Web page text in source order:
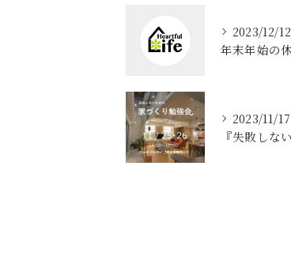
2023/12/12
2023/11/17